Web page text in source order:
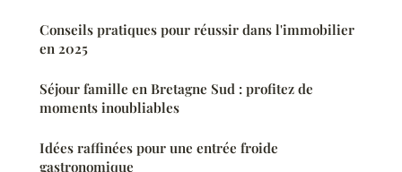
Conseils pratiques pour réussir dans l'immobilier
en 2025
Séjour famille en Bretagne Sud : profitez de
moments inoubliables
Idées raffinées pour une entrée froide
gastronomique